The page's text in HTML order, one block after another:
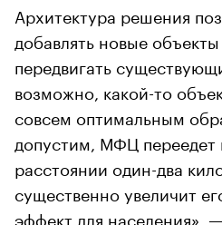
Архитектура решения
добавлять новые
передвигать
возможно, какой-то
совсем оптимальным
допустим, МФЦ переедет
расстоянии один-два
существенно увеличит
эффект для населения»,